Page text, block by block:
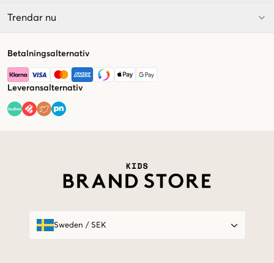
Trendar nu
Betalningsalternativ
Leveransalternativ
Sweden / SEK